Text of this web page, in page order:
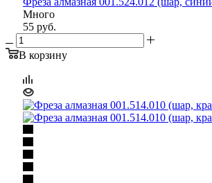
Много
55 руб.
В корзину